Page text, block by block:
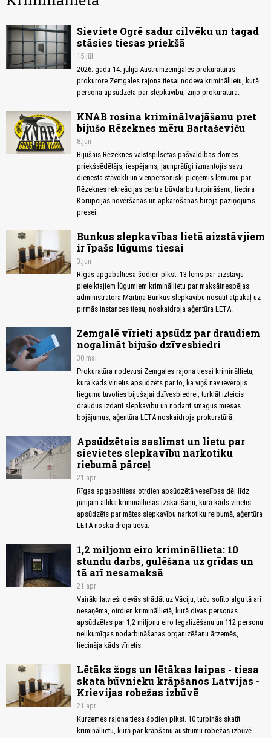
Sieviete Ogrē sadur cilvēku un tagad
stāsies tiesas priekšā
15.jūl
2026. gada 14. jūlijā Austrumzemgales prokuratūras
prokurore Zemgales rajona tiesai nodeva krimināllietu, kurā
persona apsūdzēta par slepkavību, ziņo prokuratūra.
KNAB rosina kriminālvajāšanu pret
bijušo Rēzeknes mēru Bartaševiču
8.jun
Bijušais Rēzeknes valstspilsētas pašvaldības domes
priekšsēdētājs, iespējams, ļaunprātīgi izmantojis savu
dienesta stāvokli un vienpersoniski pieņēmis lēmumu par
Rēzeknes rekreācijas centra būvdarbu turpināšanu, liecina
Korupcijas novēršanas un apkarošanas biroja paziņojums
presei.
Bunkus slepkavības lietā aizstāvjiem
ir īpašs lūgums tiesai
3.jun
Rīgas apgabaltiesa šodien plkst. 13 lems par aizstāvju
pieteiktajiem lūgumiem krimināllietu par maksātnespējas
administratora Mārtiņa Bunkus slepkavību nosūtīt atpakaļ uz
pirmās instances tiesu, noskaidroja aģentūra LETA.
Zemgalē vīrieti apsūdz par draudiem
nogalināt bijušo dzīvesbiedri
30.mai
Prokuratūra nodevusi Zemgales rajona tiesai krimināllietu,
kurā kāds vīrietis apsūdzēts par to, ka viņš nav ievērojis
liegumu tuvoties bijušajai dzīvesbiedrei, turklāt izteicis
draudus izdarīt slepkavību un nodarīt smagus miesas
bojājumus, aģentūra LETA noskaidroja prokuratūrā.
Apsūdzētais saslimst un lietu par
sievietes slepkavību narkotiku
riebumā pārceļ
21.apr
Rīgas apgabaltiesa otrdien apsūdzētā veselības dēļ līdz
jūnijam atlika krimināllietas izskatīšanu, kurā kāds vīrietis
apsūdzēts par mātes slepkavību narkotiku reibumā, aģentūra
LETA noskaidroja tiesā.
1,2 miljonu eiro krimināllieta: 10
stundu darbs, gulēšana uz grīdas un
tā arī nesamaksā
21.apr
Vairāki latvieši devās strādāt uz Vāciju, taču solīto algu tā arī
nesaņēma, otrdien krimināllietā, kurā divas personas
apsūdzētas par 1,2 miljonu eiro legalizēšanu un 112 personu
nelikumīgas nodarbināšanas organizēšanu ārzemēs,
liecināja kāds vīrietis.
Lētāks žogs un lētākas laipas - tiesa
skata būvnieku krāpšanos Latvijas -
Krievijas robežas izbūvē
21.apr
Kurzemes rajona tiesa šodien plkst. 10 turpinās skatīt
krimināllietu, kurā par krāpšanu austrumu robežas izbūvē